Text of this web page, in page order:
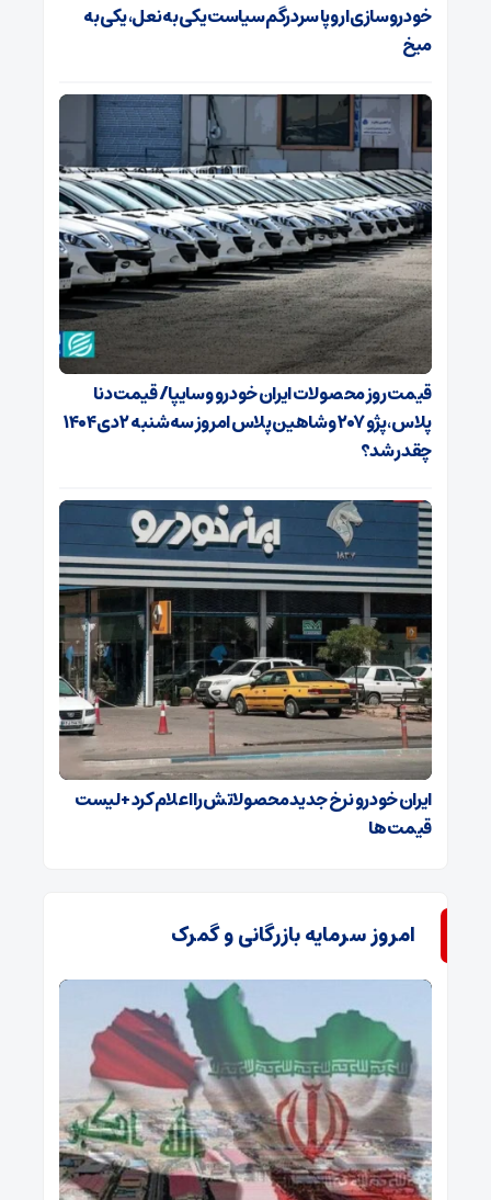
خودروسازی اروپا سردرگم سیاست یکی به نعل، یکی به
میخ
قیمت روز محصولات ایران خودرو و سایپا/ قیمت دنا
پلاس، پژو ۲۰۷ و شاهین پلاس امروز سه‌شنبه ۲ دی ۱۴۰۴
چقدر شد؟
ایران خودرو نرخ جدید محصولاتش را اعلام کرد + لیست
قیمت ها
امروز سرمایه بازرگانی و گمرک